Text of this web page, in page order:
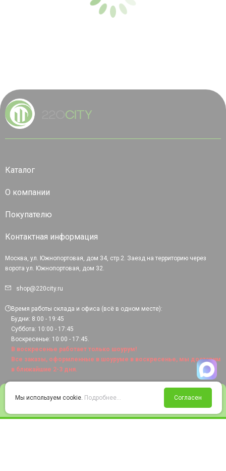
Войти Избранное Корзина
Каталог
О компании
Покупателю
Контактная информация
Москва, ул. Южнопортовая, дом 34, стр.2. Заезд на территорию через
ворота ул. Южнопортовая, дом 32.
shop@220city.ru
Время работы склада и офиса (всё в одном месте):
Будни: 8:00 - 19:45
Суббота: 10:00 - 17:45
Воскресенье: 10:00 - 17:45.
В воскресенье работает только шоурум!
Все заказы, оформленные в шоуруме в воскресенье, мы доставим
в ближайшие 2-3 дня.
Мы используем cookie. Подробнее... Согласен